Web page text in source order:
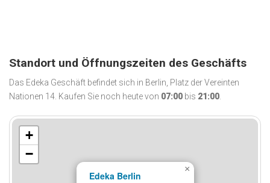
Standort und Öffnungszeiten des Geschäfts
Das Edeka Geschäft befindet sich in Berlin, Platz der Vereinten
Nationen 14. Kaufen Sie noch heute von 07:00 bis 21:00.
Edeka Berlin
×
+
−